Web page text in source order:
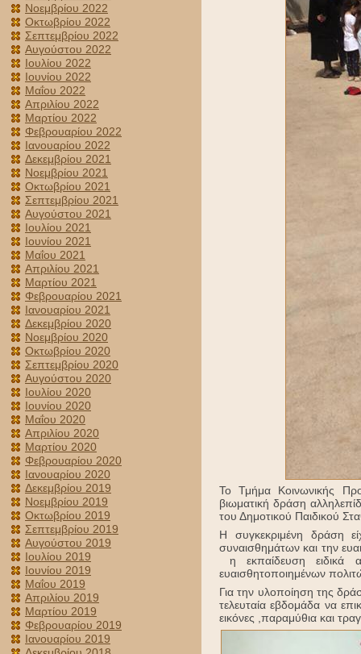
Νοεμβρίου 2022
Οκτωβρίου 2022
Σεπτεμβρίου 2022
Αυγούστου 2022
Ιουλίου 2022
Ιουνίου 2022
Μαΐου 2022
Απριλίου 2022
Μαρτίου 2022
Φεβρουαρίου 2022
Ιανουαρίου 2022
Δεκεμβρίου 2021
Νοεμβρίου 2021
Οκτωβρίου 2021
Σεπτεμβρίου 2021
Αυγούστου 2021
Ιουλίου 2021
Ιουνίου 2021
Μαΐου 2021
Απριλίου 2021
Μαρτίου 2021
Φεβρουαρίου 2021
Ιανουαρίου 2021
Δεκεμβρίου 2020
Νοεμβρίου 2020
Οκτωβρίου 2020
Σεπτεμβρίου 2020
Αυγούστου 2020
Ιουλίου 2020
Ιουνίου 2020
Μαΐου 2020
Απριλίου 2020
Μαρτίου 2020
Φεβρουαρίου 2020
Ιανουαρίου 2020
Δεκεμβρίου 2019
Νοεμβρίου 2019
Οκτωβρίου 2019
Σεπτεμβρίου 2019
Αυγούστου 2019
Ιουλίου 2019
Ιουνίου 2019
Μαΐου 2019
Απριλίου 2019
Μαρτίου 2019
Φεβρουαρίου 2019
Ιανουαρίου 2019
Το Τμήμα Κοινωνικής
βιωματική δράση
του Δημοτικού Παιδικού
Η συγκεκριμένη δράση
συναισθημάτων και την
η εκπαίδευση ειδικά
ευαισθητοποιημένων
Για την υλοποίηση της
τελευταία εβδομάδα να
εικόνες ,παραμύθια και